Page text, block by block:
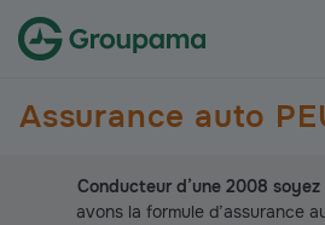
Assurance auto
Conducteur d’une 2008
avons la formule d’assurance